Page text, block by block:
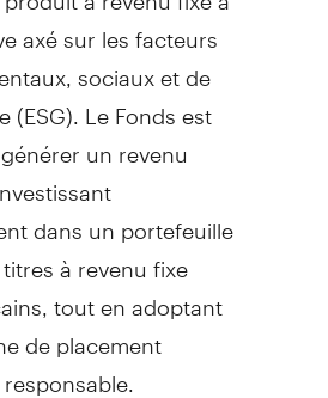
axé sur les facteurs
sociaux et de
Le Fonds est
un revenu
dans un portefeuille
à revenu fixe
tout en adoptant
de placement